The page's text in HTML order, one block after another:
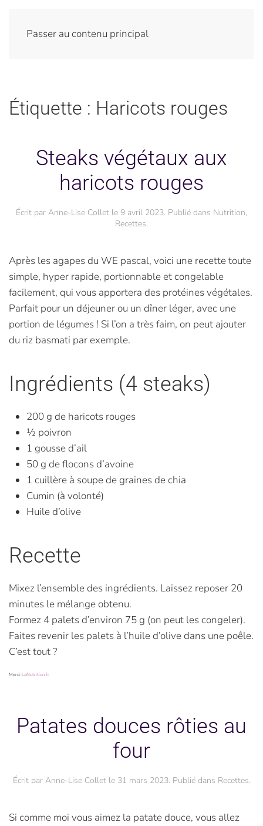
Passer au contenu principal
Étiquette : Haricots rouges
Steaks végétaux aux
haricots rouges
Écrit par Anne-Lise Collet le 9 avril 2023. Publié dans Nutrition,
Recettes.
Après les agapes du WE pascal, voici une recette toute
simple, hyper rapide, portionnable et congelable
facilement, qui vous apportera des protéines végétales.
Parfait pour un déjeuner ou un dîner léger, avec une
portion de légumes ! Si l’on a très faim, on peut ajouter
du riz basmati par exemple.
Ingrédients (4 steaks)
200 g de haricots rouges
½ poivron
1 gousse d’ail
50 g de flocons d’avoine
1 cuillère à soupe de graines de chia
Cumin (à volonté)
Huile d’olive
Recette
Mixez l’ensemble des ingrédients. Laissez reposer 20
minutes le mélange obtenu.
Formez 4 palets d’environ 75 g (on peut les congeler).
Faites revenir les palets à l’huile d’olive dans une poêle.
C’est tout ?
MerciLaNutrition.fr
Patates douces rôties au
four
Écrit par Anne-Lise Colletle 31 mars 2023. Publié dans Recettes.
Si comme moi vous aimez la patate douce, vous allez